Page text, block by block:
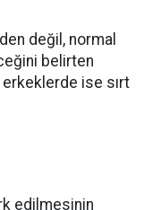
değil, normal
belirten
erkeklerde ise sırt
edilmesinin